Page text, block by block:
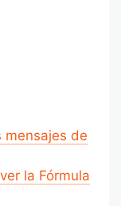
mensajes de
la Fórmula